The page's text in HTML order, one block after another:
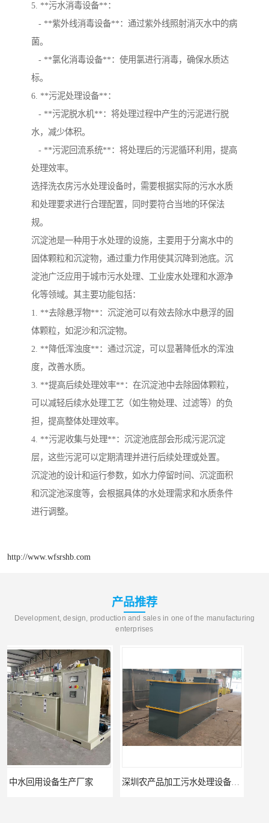
5. **污水消毒设备**：
- **紫外线消毒设备**：通过紫外线照射消灭水中的病
菌。
- **氯化消毒设备**：使用氯进行消毒，确保水质达
标。
6. **污泥处理设备**：
- **污泥脱水机**：将处理过程中产生的污泥进行脱
水，减少体积。
- **污泥回流系统**：将处理后的污泥循环利用，提高
处理效率。
选择洗衣房污水处理设备时，需要根据实际的污水水质
和处理要求进行合理配置，同时要符合当地的环保法
规。
沉淀池是一种用于水处理的设施，主要用于分离水中的
固体颗粒和沉淀物，通过重力作用使其沉降到池底。沉
淀池广泛应用于城市污水处理、工业废水处理和水源净
化等领域。其主要功能包括：
1. **去除悬浮物**：沉淀池可以有效去除水中悬浮的固
体颗粒，如泥沙和沉淀物。
2. **降低浑浊度**：通过沉淀，可以显著降低水的浑浊
度，改善水质。
3. **提高后续处理效率**：在沉淀池中去除固体颗粒，
可以减轻后续水处理工艺（如生物处理、过滤等）的负
担，提高整体处理效率。
4. **污泥收集与处理**：沉淀池底部会形成污泥沉淀
层，这些污泥可以定期清理并进行后续处理或处置。
沉淀池的设计和运行参数，如水力停留时间、沉淀面积
和沉淀池深度等，会根据具体的水处理需求和水质条件
进行调整。
http://www.wfsrshb.com
产品推荐
Development, design, production and sales in one of the manufacturing
enterprises
深圳农产品加工污水处理设备厂家